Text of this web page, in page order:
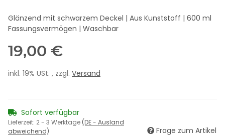
Glänzend mit schwarzem Deckel | Aus Kunststoff | 600 ml
Fassungsvermögen | Waschbar
19,00 €
inkl. 19% USt. , zzgl. Versand
Sofort verfügbar
Lieferzeit: 2 - 3 Werktage (DE - Ausland
abweichend)
Frage zum Artikel